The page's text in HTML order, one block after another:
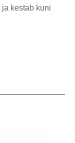
kestab kuni